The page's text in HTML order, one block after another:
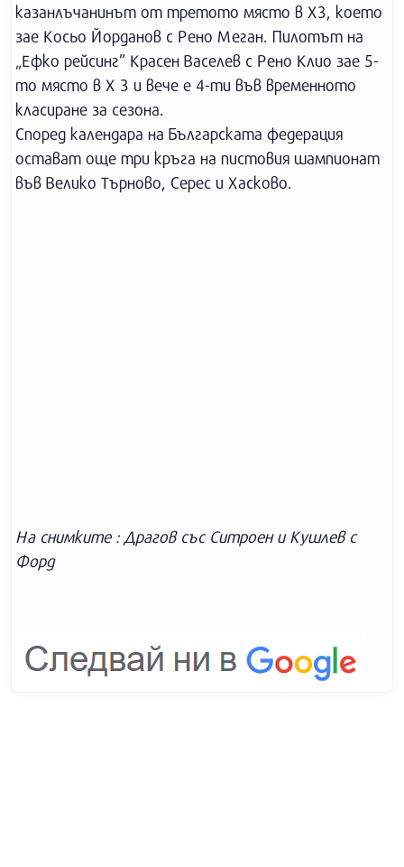
казанлъчанинът от третото място в Х3, което
зае Косьо Йорданов с Рено Меган. Пилотът на
„Ефко рейсинг” Красен Васелев с Рено Клио зае 5-
то място в Х 3 и вече е 4-ти във временното
класиране за сезона.
Според календара на Българската федерация
остават още три кръга на пистовия шампионат
във Велико Търново, Серес и Хасково.
На снимките : Драгов със Ситроен и Кушлев с
Форд